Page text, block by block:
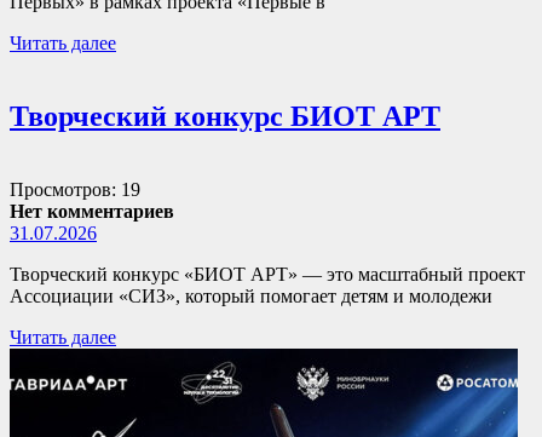
Читать далее
Творческий конкурс БИОТ АРТ
Просмотров: 19
Нет комментариев
31.07.2026
Творческий конкурс «БИОТ АРТ» — это масштабный проект
Ассоциации «СИЗ», который помогает детям и молодежи
Читать далее